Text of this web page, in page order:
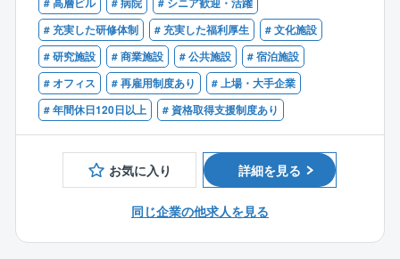
ないクリーンルーム分野は、高い技術と実績を誇って
います。
さらに最近では、バイオ再生医療設備でも高い評価を
いただいています。
＜水処理事業＞
人の暮らしや産業化にとって必要不可欠な「水」。
大切な公共の水インフラである上下水道処理場の増設
や修繕・改修、
同社は、大切な「水」を巡る幅広い分野の事業をカバ
【同社の魅力】
設備の施工/保守のみを行っているグループではないた
め、海外/国内情勢に左右されにくく、安定して働くこ
とが出来ることが最大の魅力です。
また、大手企業ならではの福利厚生/評価制度等が整っ
ています。
例えば…
■1年に1回、必ず9連休（5連休ずつに分けての取得も
メリハリをつけて働くことが出来ます。
手当等福利厚生も充実しているため、働きやすい状況
です。
■募集背景
同社の更なる飛躍を目指し、次代の関電工を担う新し
い人材を募集します。各業界のトップクラスのお客様
力・スキルを高めていける職場です。
得
上記の資格をお持ちで下記のご経験のある方
・一般建築物でS造、SRC造、RC造での電気設備の施
工管理経験のある方
# 充実した研修体制
# 充実した福利厚生
# 文化施設
# 研究施設
# 商業施設 # 公共施設
# 宿泊施設
# オフィス
# 再雇用制度あり
# 上場・大手企業
# 年間休日120日以上
# 資格取得支援制度あり
お気に入り 詳細を見る
同じ企業の他求人を見る